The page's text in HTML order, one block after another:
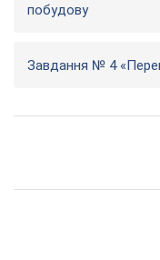
побудову
Завдання № 4